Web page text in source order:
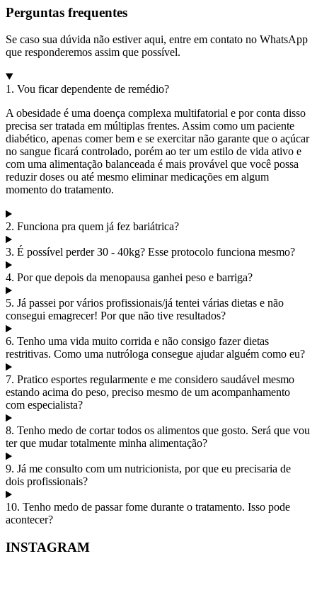
Perguntas frequentes
Se caso sua dúvida não estiver aqui, entre em contato no WhatsApp
que responderemos assim que possível.
1. Vou ficar dependente de remédio?
A obesidade é uma doença complexa multifatorial e por conta disso
precisa ser tratada em múltiplas frentes. Assim como um paciente
diabético, apenas comer bem e se exercitar não garante que o açúcar
no sangue ficará controlado, porém ao ter um estilo de vida ativo e
com uma alimentação balanceada é mais provável que você possa
reduzir doses ou até mesmo eliminar medicações em algum
momento do tratamento.
2. Funciona pra quem já fez bariátrica?
3. É possível perder 30 - 40kg? Esse protocolo funciona mesmo?
4. Por que depois da menopausa ganhei peso e barriga?
5. Já passei por vários profissionais/já tentei várias dietas e não
consegui emagrecer! Por que não tive resultados?
6. Tenho uma vida muito corrida e não consigo fazer dietas
restritivas. Como uma nutróloga consegue ajudar alguém como eu?
7. Pratico esportes regularmente e me considero saudável mesmo
estando acima do peso, preciso mesmo de um acompanhamento
com especialista?
8. Tenho medo de cortar todos os alimentos que gosto. Será que vou
ter que mudar totalmente minha alimentação?
9. Já me consulto com um nutricionista, por que eu precisaria de
dois profissionais?
10. Tenho medo de passar fome durante o tratamento. Isso pode
acontecer?
INSTAGRAM